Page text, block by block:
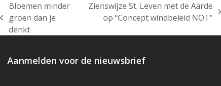
previous
post:
Bloemen minder
groen dan je
denkt
next
Zienswijze St. Leven met de Aarde
op “Concept windbeleid NOT”
Aanmelden voor de nieuwsbrief